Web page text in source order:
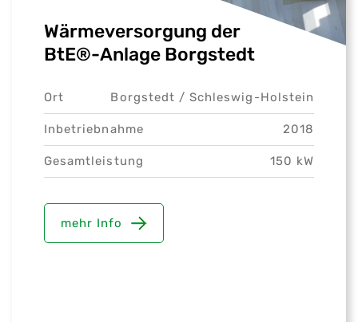
Wärmeversorgung der
BtE®-Anlage Borgstedt
Ort Borgstedt /Schleswig-Holstein
Inbetriebnahme 2018
Gesamtleistung 150 kW
mehr Info